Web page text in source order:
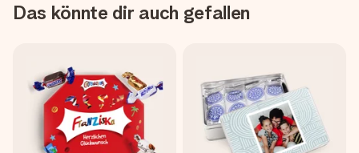
Das könnte dir auch gefallen